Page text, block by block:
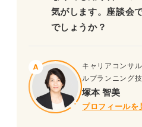
気がします。座談会
でしょうか？
キャリアコンサ
ルプランニング
塚本 智美
プロフィールを